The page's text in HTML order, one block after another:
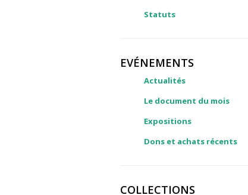
Statuts
EVÉNEMENTS
Actualités
Le document du mois
Expositions
Dons et achats récents
COLLECTIONS